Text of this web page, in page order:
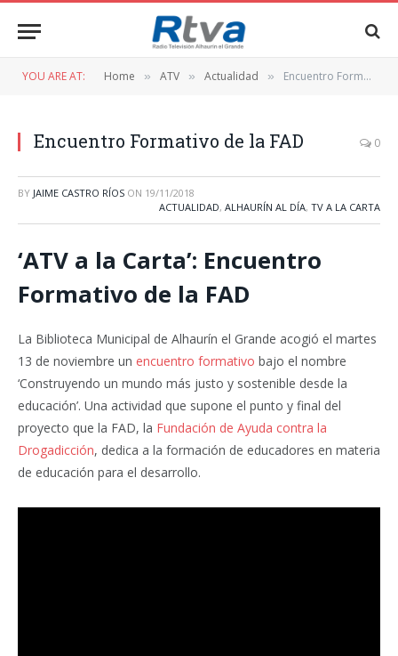
YOU ARE AT: Home » ATV » Actualidad » Encuentro Formativo de la FAD
Encuentro Formativo de la FAD 0
BY JAIME CASTRO RÍOS ON 19/11/2018
ACTUALIDAD, ALHAURÍN AL DÍA, TV A LA CARTA
‘ATV a la Carta’: Encuentro
Formativo de la FAD
La Biblioteca Municipal de Alhaurín el Grande acogió el martes
13 de noviembre un encuentro formativo bajo el nombre
‘Construyendo un mundo más justo y sostenible desde la
educación’. Una actividad que supone el punto y final del
proyecto que la FAD, la Fundación de Ayuda contra la
Drogadicción, dedica a la formación de educadores en materia
de educación para el desarrollo.